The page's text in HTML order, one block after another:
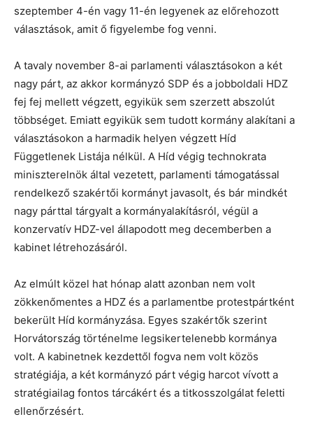
szeptember 4-én vagy 11-én legyenek az előrehozott
választások, amit ő figyelembe fog venni.
A tavaly november 8-ai parlamenti választásokon a két
nagy párt, az akkor kormányzó SDP és a jobboldali HDZ
fej fej mellett végzett, egyikük sem szerzett abszolút
többséget. Emiatt egyikük sem tudott kormány alakítani a
választásokon a harmadik helyen végzett Híd
Függetlenek Listája nélkül. A Híd végig technokrata
miniszterelnök által vezetett, parlamenti támogatással
rendelkező szakértői kormányt javasolt, és bár mindkét
nagy párttal tárgyalt a kormányalakításról, végül a
konzervatív HDZ-vel állapodott meg decemberben a
kabinet létrehozásáról.
Az elmúlt közel hat hónap alatt azonban nem volt
zökkenőmentes a HDZ és a parlamentbe protestpártként
bekerült Híd kormányzása. Egyes szakértők szerint
Horvátország történelme legsikertelenebb kormánya
volt. A kabinetnek kezdettől fogva nem volt közös
stratégiája, a két kormányzó párt végig harcot vívott a
stratégiailag fontos tárcákért és a titkosszolgálat feletti
ellenőrzésért.